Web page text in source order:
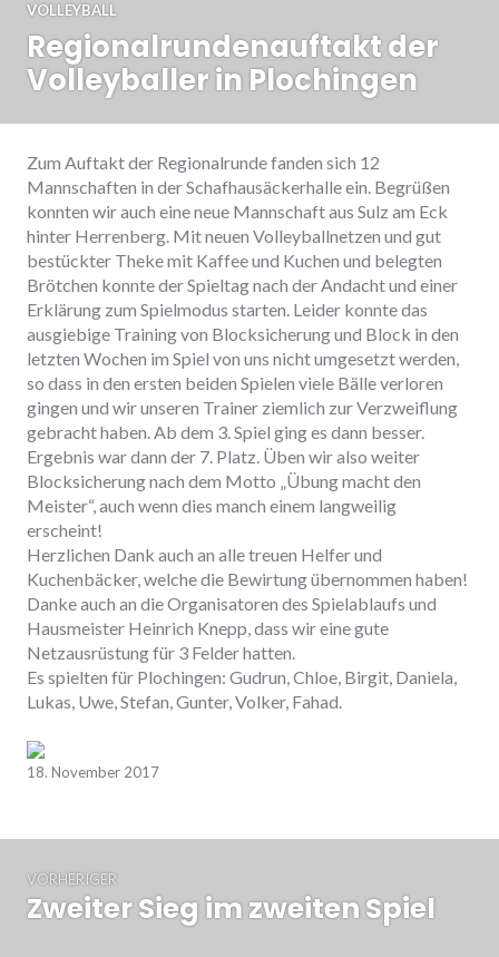
VOLLEYBALL
Regionalrundenauftakt der
Volleyballer in Plochingen
Zum Auftakt der Regionalrunde fanden sich 12
Mannschaften in der Schafhausäckerhalle ein. Begrüßen
konnten wir auch eine neue Mannschaft aus Sulz am Eck
hinter Herrenberg. Mit neuen Volleyballnetzen und gut
bestückter Theke mit Kaffee und Kuchen und belegten
Brötchen konnte der Spieltag nach der Andacht und einer
Erklärung zum Spielmodus starten. Leider konnte das
ausgiebige Training von Blocksicherung und Block in den
letzten Wochen im Spiel von uns nicht umgesetzt werden,
so dass in den ersten beiden Spielen viele Bälle verloren
gingen und wir unseren Trainer ziemlich zur Verzweiflung
gebracht haben. Ab dem 3. Spiel ging es dann besser.
Ergebnis war dann der 7. Platz. Üben wir also weiter
Blocksicherung nach dem Motto „Übung macht den
Meister“, auch wenn dies manch einem langweilig
erscheint!
Herzlichen Dank auch an alle treuen Helfer und
Kuchenbäcker, welche die Bewirtung übernommen haben!
Danke auch an die Organisatoren des Spielablaufs und
Hausmeister Heinrich Knepp, dass wir eine gute
Netzausrüstung für 3 Felder hatten.
Es spielten für Plochingen: Gudrun, Chloe, Birgit, Daniela,
Lukas, Uwe, Stefan, Gunter, Volker, Fahad.
18. November 2017
Navigation
VORHERIGER
Vorheriger
Zweiter Sieg im zweiten Spiel